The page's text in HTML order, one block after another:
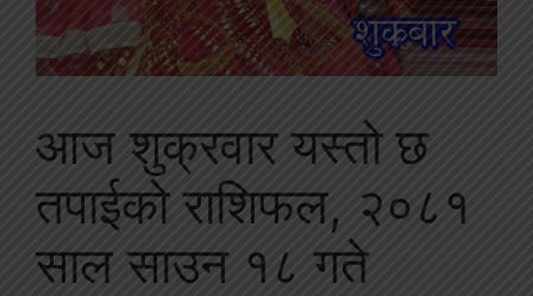
आज शुक्रवार यस्तो छ
तपाईको राशिफल, २०८१
साल साउन १८ गते